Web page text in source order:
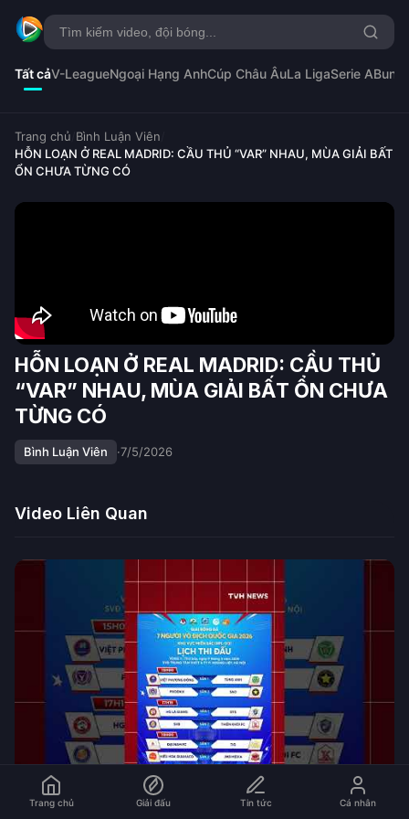
Tất cảV-LeagueNgoại Hạng AnhCúp Châu ÂuLa LigaSerie A
Trang chủ Bình Luận Viên
HỖN LOẠN Ở REAL MADRID: CẦU THỦ “VAR” NHAU, MÙA GIẢI BẤT
ỔN CHƯA TỪNG CÓ
HỖN LOẠN Ở REAL MADRID: CẦU THỦ
“VAR” NHAU, MÙA GIẢI BẤT ỔN CHƯA
TỪNG CÓ
Bình Luận Viên ·7/5/2026
Video Liên Quan
Trang chủ Giải đấu Tin tức Cá nhân